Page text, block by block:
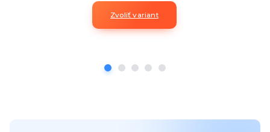
Zvoliť variant